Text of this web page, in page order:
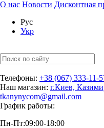
О нас Новости Дисконтная
Рус
Укр
Телефоны: +38 (067) 333-11-
Наш магазин: г.Киев,
tkanynycom@gmail.com
График работы:
Пн-Пт:09:00-18:00